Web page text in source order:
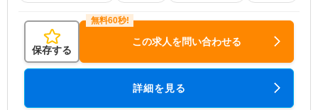
保存する
この求人を問い合わせる
詳細を見る